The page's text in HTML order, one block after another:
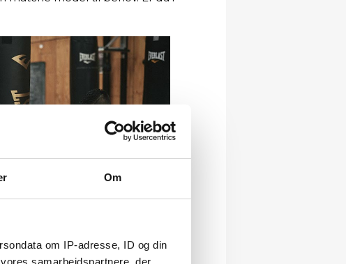
Om
om IP-adresse, ID og din
samarbejdspartnere, der